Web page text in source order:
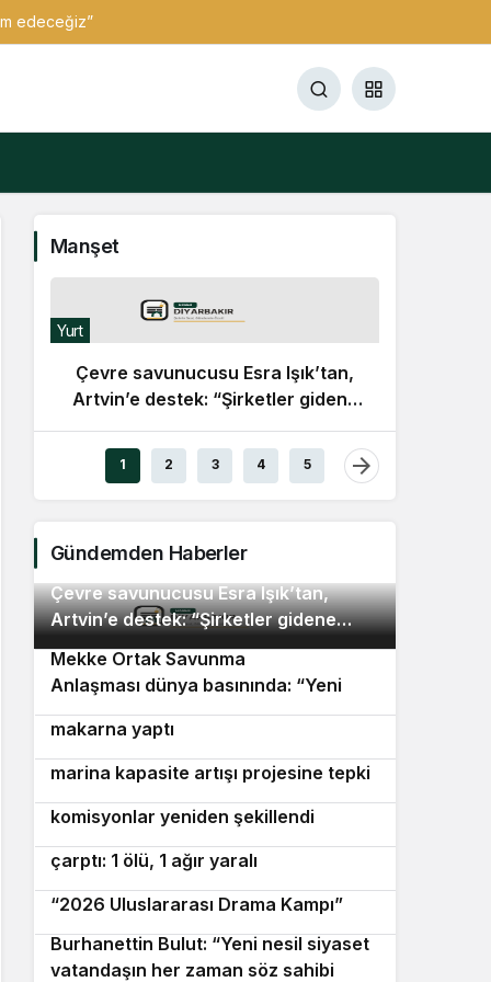
edeceğiz”
Manşet
Yurt
Çevre savunucusu Esra Işık’tan,
Artvin’e destek: “Şirketler gidene
kadar direnmeye devam
edeceğiz”
1 2 3 4 5
Gündemden Haberler
Çevre savunucusu Esra Işık’tan,
Artvin’e destek: “Şirketler gidene
kadar direnmeye devam edeceğiz”
2
Mekke Ortak Savunma
Anlaşması dünya basınında: “Yeni
paktın ilk sınavı Yemen olabilir”
3
Bornovalı muhtarlar önlüklerini giyip
makarna yaptı
marina kapasite artışı projesine tepki
Karabağlar Belediye Meclisi’nde
komisyonlar yeniden şekillendi
Marmaris’te motosiklet minibüse
çarptı: 1 ölü, 1 ağır yaralı
Avrupa’dan İzmir’e drama köprüsü:
“2026 Uluslararası Drama Kampı”
8
Burhanettin Bulut: “Yeni nesil siyaset
vatandaşın her zaman söz sahibi
9